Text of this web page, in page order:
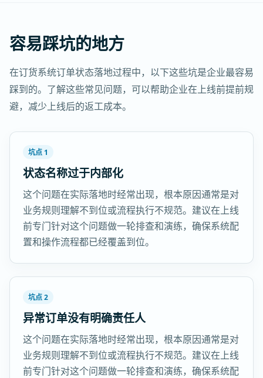
容易踩坑的地方
在订货系统订单状态落地过程中，以下这些坑是企业最容易
踩到的。了解这些常见问题，可以帮助企业在上线前提前规
避，减少上线后的返工成本。
坑点 1
状态名称过于内部化
这个问题在实际落地时经常出现，根本原因通常是对
业务规则理解不到位或流程执行不规范。建议在上线
前专门针对这个问题做一轮排查和演练，确保系统配
置和操作流程都已经覆盖到位。
坑点 2
异常订单没有明确责任人
这个问题在实际落地时经常出现，根本原因通常是对
业务规则理解不到位或流程执行不规范。建议在上线
前专门针对这个问题做一轮排查和演练，确保系统配